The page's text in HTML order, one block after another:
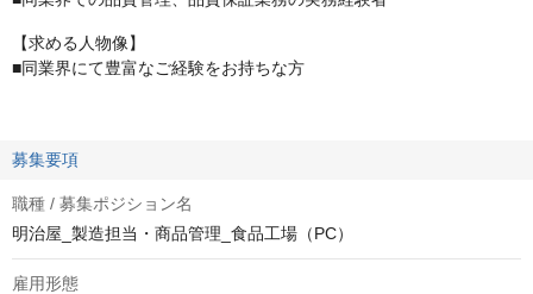
【求める人物像】
■同業界にて豊富なご経験をお持ちな方
募集要項
職種 / 募集ポジション名
明治屋_製造担当・商品管理_食品工場（PC）
雇用形態